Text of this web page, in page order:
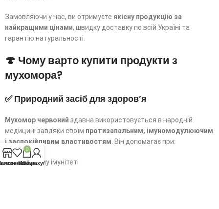
Замовляючи у нас, ви отримуєте якісну продукцію за
найкращими цінами , швидку доставку по всій Україні та
гарантію натуральності.
🍄 Чому варто купити продукти з
мухомора?
✅ Природний засіб для здоров’я
Мухомор червоний здавна використовується в народній
медицині завдяки своїм протизапальним, імуномодулюючим
і заспокійливим властивостям . Він допомагає при:
Ослабленому імунітеті
Проблемах із суглобами
бажань
0
кошик
Мій рахунок